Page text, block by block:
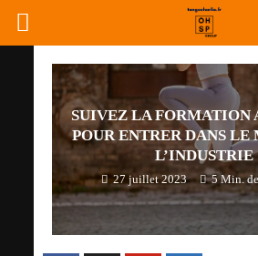
SUIVEZ LA FORMATION
POUR ENTRER DANS LE
L’INDUSTRIE
27 juillet 2023 5 Min.